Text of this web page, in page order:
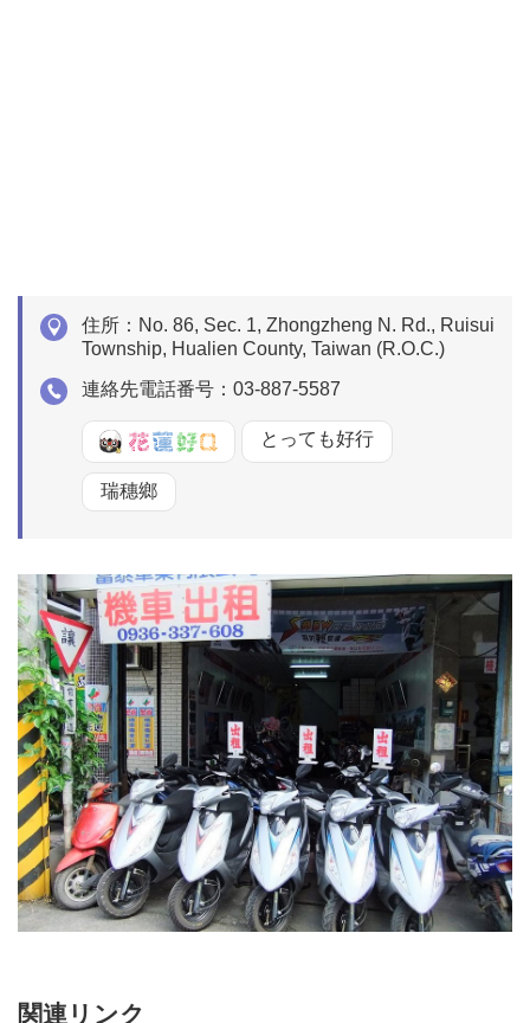
住所： No. 86, Sec. 1, Zhongzheng N. Rd., Ruisui
Township, Hualien County, Taiwan (R.O.C.)
連絡先電話番号： 03-887-5587
好Q とっても好行
瑞穗鄉
関連リンク